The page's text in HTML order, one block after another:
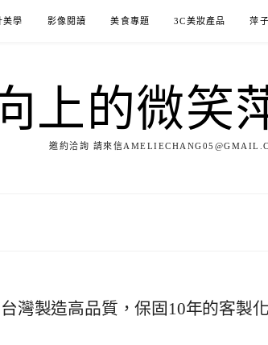
美學 影像閱讀 美食專題 3C美妝產品 萍
向上的微
邀約洽詢 請來信
灣製造高品質，保固10年的客製